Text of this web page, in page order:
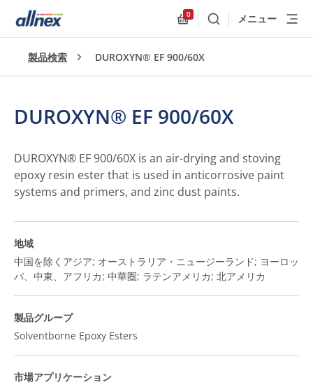
0
検索 メニュー
製品検索 DUROXYN® EF 900/60X
DUROXYN® EF 900/60X
DUROXYN® EF 900/60X is an air-drying and stoving
epoxy resin ester that is used in anticorrosive paint
systems and primers, and zinc dust paints.
地域
中国を除くアジア; オーストラリア・ニュージーランド; ヨーロッ
パ、中東、アフリカ; 中華圏; ラテンアメリカ; 北アメリカ
製品グループ
Solventborne Epoxy Esters
市場アプリケーション